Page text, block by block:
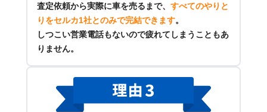
査定依頼から実際に車を売るまで、 すべてのやりと
りをセルカ1社とのみで完結できます。
しつこい営業電話もないので疲れてしまうこともあ
りません。